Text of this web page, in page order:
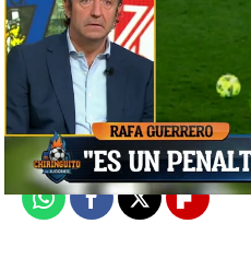
El Chiringuito
Madrid
Publicado:05 de octubre
WhatsappFacebook
X